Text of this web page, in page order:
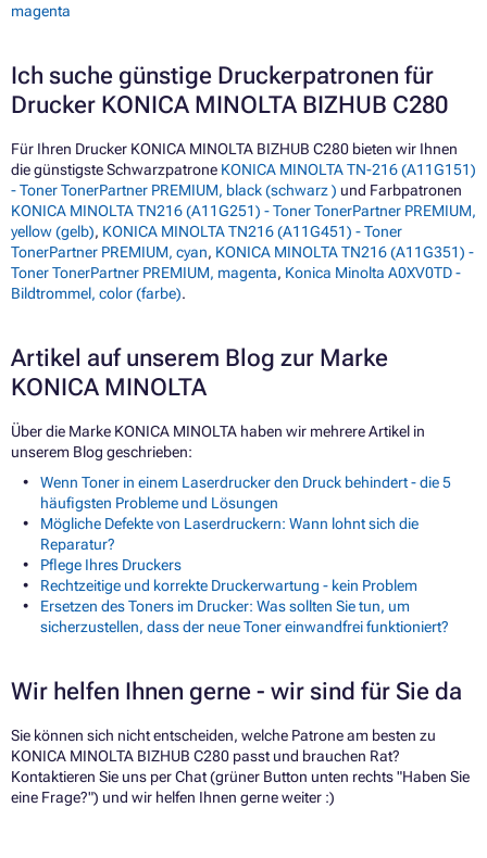
magenta
Ich suche günstige Druckerpatronen für
Drucker KONICA MINOLTA BIZHUB C280
Für Ihren Drucker KONICA MINOLTA BIZHUB C280 bieten wir Ihnen
die günstigste Schwarzpatrone KONICA MINOLTA TN-216 (A11G151)
- Toner TonerPartner PREMIUM, black (schwarz ) und Farbpatronen
KONICA MINOLTA TN216 (A11G251) - Toner TonerPartner PREMIUM,
yellow (gelb), KONICA MINOLTA TN216 (A11G451) - Toner
TonerPartner PREMIUM, cyan, KONICA MINOLTA TN216 (A11G351) -
Toner TonerPartner PREMIUM, magenta, Konica Minolta A0XV0TD -
Bildtrommel, color (farbe).
Artikel auf unserem Blog zur Marke
KONICA MINOLTA
Über die Marke KONICA MINOLTA haben wir mehrere Artikel in
unserem Blog geschrieben:
Wenn Toner in einem Laserdrucker den Druck behindert - die 5
häufigsten Probleme und Lösungen
Mögliche Defekte von Laserdruckern: Wann lohnt sich die
Reparatur?
Pflege Ihres Druckers
Rechtzeitige und korrekte Druckerwartung - kein Problem
Ersetzen des Toners im Drucker: Was sollten Sie tun, um
sicherzustellen, dass der neue Toner einwandfrei funktioniert?
Wir helfen Ihnen gerne - wir sind für Sie da
Sie können sich nicht entscheiden, welche Patrone am besten zu
KONICA MINOLTA BIZHUB C280 passt und brauchen Rat?
Kontaktieren Sie uns per Chat (grüner Button unten rechts "Haben Sie
eine Frage?") und wir helfen Ihnen gerne weiter :)